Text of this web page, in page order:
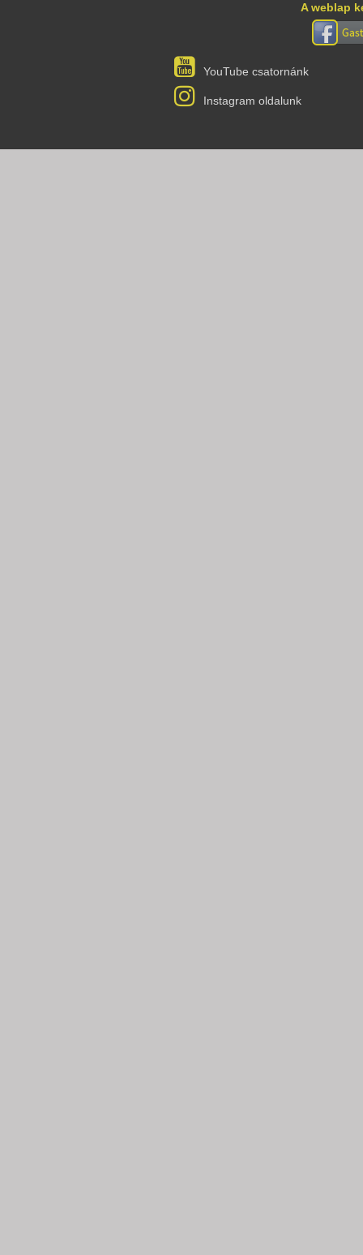
A weblap
YouTube csatornánk
Instagram oldalunk